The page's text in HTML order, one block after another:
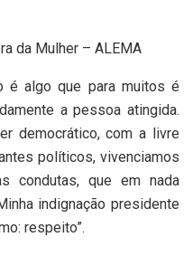
da Mulher – ALEMA
é algo que para muitos é
a pessoa atingida.
democrático, com a livre
políticos, vivenciamos
condutas, que em nada
indignação presidente
respeito”.